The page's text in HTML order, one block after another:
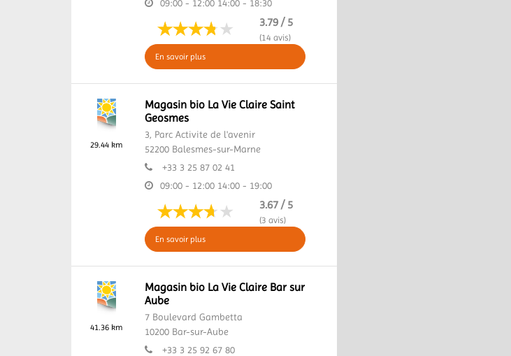
09:00 - 12:00 14:00 - 18:30
3.79 / 5
(14 avis)
En savoir plus
29.44 km
Magasin bio La Vie Claire Saint
Geosmes
3, Parc Activite de l'avenir
52200 Balesmes-sur-Marne
+33 3 25 87 02 41
09:00 - 12:00 14:00 - 19:00
3.67 / 5
(3 avis)
En savoir plus
41.36 km
Magasin bio La Vie Claire Bar sur
Aube
7 Boulevard Gambetta
10200 Bar-sur-Aube
+33 3 25 92 67 80